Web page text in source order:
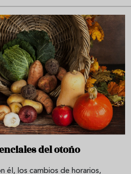
del otoño
él, los cambios de horarios,